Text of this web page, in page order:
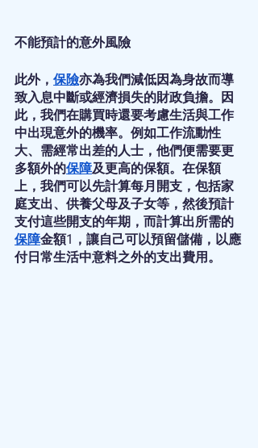
不能預計的意外風險
此外， 保險亦為我們減低因為身故而導
致入息中斷或經濟損失的財政負擔。因
此，我們在購買時還要考慮生活與工作
中出現意外的機率。例如工作流動性
大、需經常出差的人士，他們便需要更
多額外的保障及更高的保額。在保額
上，我們可以先計算每月開支，包括家
庭支出、供養父母及子女等，然後預計
支付這些開支的年期，而計算出所需的
保障金額1，讓自己可以預留儲備，以應
付日常生活中意料之外的支出費用。